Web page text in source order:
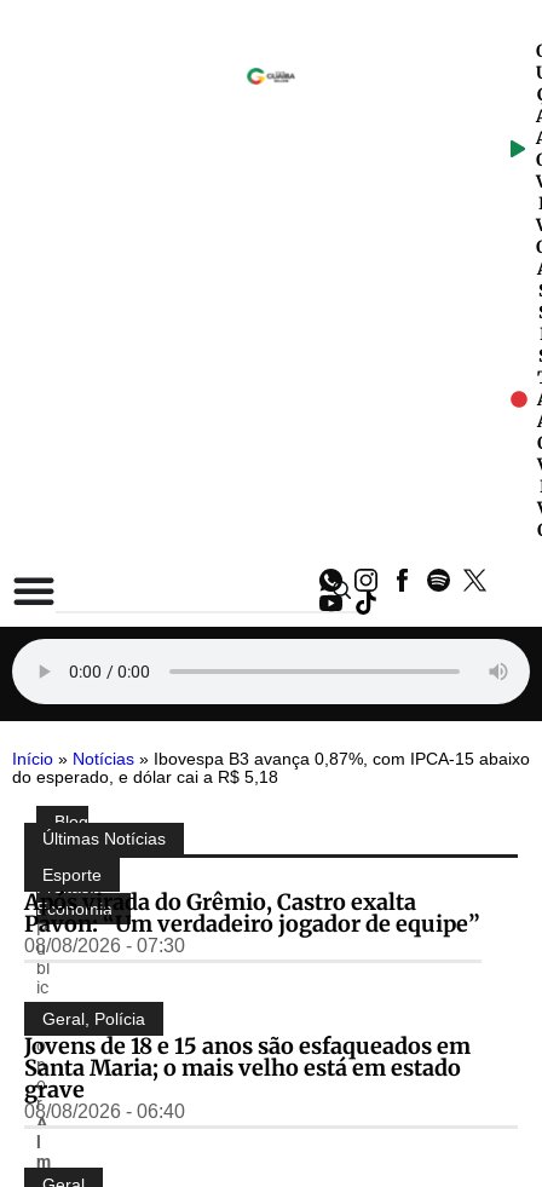
Início » Notícias » Ibovespa B3 avança 0,87%, com IPCA-15 abaixo
do esperado, e dólar cai a R$ 5,18
Compartilhe:
Blog
do
Almir
Freitas,
Economia
P
u
bl
ic
a
d
o
p
o
r
A
l
m
ir
Últimas Notícias
Esporte
Após virada do Grêmio, Castro exalta
Pavon: “Um verdadeiro jogador de equipe”
08/08/2026 - 07:30
Geral Polícia
Jovens de 18 e 15 anos são esfaqueados em
Santa Maria; o mais velho está em estado
grave
08/08/2026 - 06:40